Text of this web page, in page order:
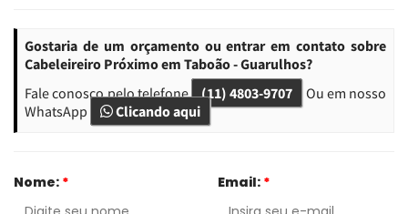
Gostaria de um orçamento ou entrar em contato sobre
Cabeleireiro Próximo em Taboão - Guarulhos?
Fale conosco pelo telefone (11) 4803-9707
Ou em nosso
WhatsApp
Clicando aqui
Nome: * Email: *